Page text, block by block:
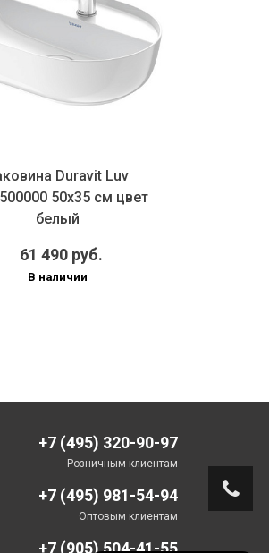
Duravit Luv
50х35 см цвет
белый
61 490 руб.
В наличии
+7 (495) 320-90-97
Розничным клиентам
+7 (495) 981-54-94
Оптовым клиентам
+7 (905) 504-41-55